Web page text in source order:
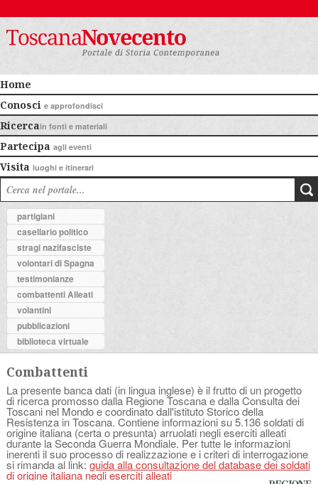
Home
Conosci e approfondisci
Ricercain fonti e materiali
Partecipa agli eventi
Visita luoghi e itinerari
partigiani
casellario politico
stragi nazifasciste
volontari di Spagna
testimonianze
combattenti Alleati
volantini
pubblicazioni
biblioteca virtuale
Combattenti
La presente banca dati (in lingua inglese) è il frutto di un progetto
di ricerca promosso dalla Regione Toscana e dalla Consulta dei
Toscani nel Mondo e coordinato dall'istituto Storico della
Resistenza in Toscana. Contiene informazioni su 5.136 soldati di
origine italiana (certa o presunta) arruolati negli eserciti alleati
durante la Seconda Guerra Mondiale. Per tutte le informazioni
inerenti il suo processo di realizzazione e i criteri di interrogazione
si rimanda al link: guida alla consultazione del database dei soldati
di origine italiana negli eserciti alleati